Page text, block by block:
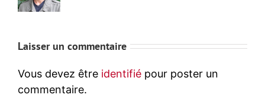
Laisser un commentaire
Vous devez être identifié pour poster un
commentaire.